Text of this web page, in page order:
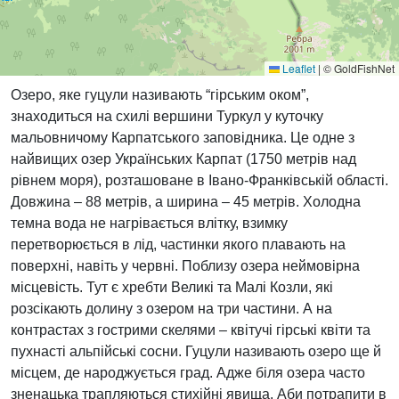
Leaflet | © GoldFishNet
Озеро, яке гуцули називають “гірським оком”,
знаходиться на схилі вершини Туркул у куточку
мальовничому Карпатського заповідника. Це одне з
найвищих озер Українських Карпат (1750 метрів над
рівнем моря), розташоване в Івано-Франківській області.
Довжина – 88 метрів, а ширина – 45 метрів. Холодна
темна вода не нагрівається влітку, взимку
перетворюється в лід, частинки якого плавають на
поверхні, навіть у червні. Поблизу озера неймовірна
місцевість. Тут є хребти Великі та Малі Козли, які
розсікають долину з озером на три частини. А на
контрастах з гострими скелями – квітучі гірські квіти та
пухнасті альпійські сосни. Гуцули називають озеро ще й
місцем, де народжується град. Адже біля озера часто
зненацька трапляються стихійні явища. Аби потрапити в